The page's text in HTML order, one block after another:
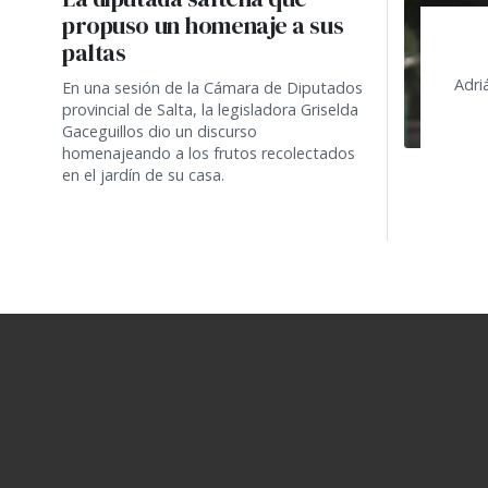
propuso un homenaje a sus
paltas
En una sesión de la Cámara de Diputados
provincial de Salta, la legisladora Griselda
Gaceguillos dio un discurso
homenajeando a los frutos recolectados
en el jardín de su casa.